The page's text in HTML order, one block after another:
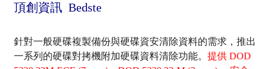
頂創資訊 Bedste
針對一般硬碟複製備份與硬碟資安清除資料的需求，推出
一系列的硬碟對拷機附加硬碟資料清除功能。 提供 DOD